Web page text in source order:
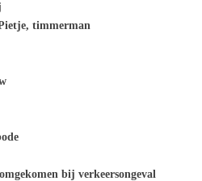
timmerman
bij verkeersongeval